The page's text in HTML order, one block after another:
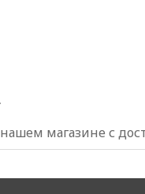
магазине с